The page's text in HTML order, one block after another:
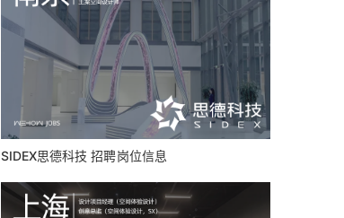
SIDEX思德科技 招聘岗位信息